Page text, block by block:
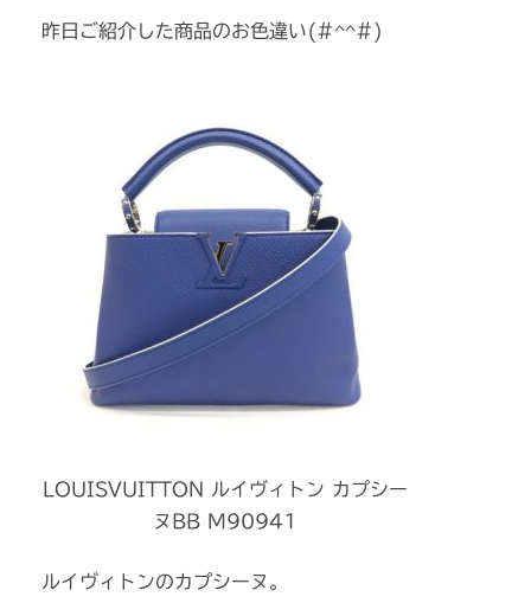
昨日ご紹介した商品のお色違い(#^^#)
LOUISVUITTON ルイヴィトン カプシー
ヌBB M90941
ルイヴィトンのカプシーヌ。